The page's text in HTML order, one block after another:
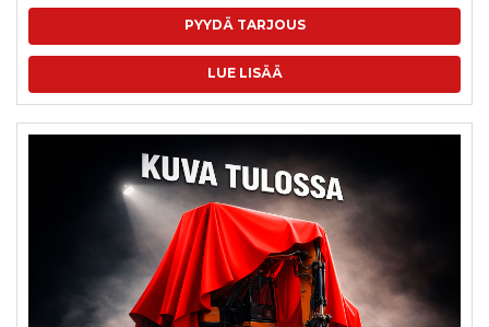
PYYDÄ TARJOUS
LUE LISÄÄ